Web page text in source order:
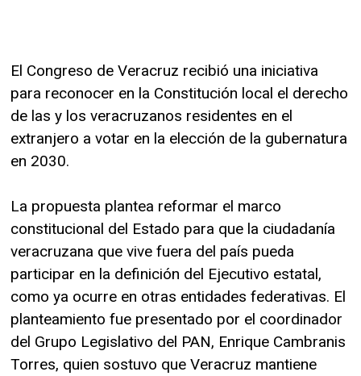
El Congreso de Veracruz recibió una iniciativa
para reconocer en la Constitución local el derecho
de las y los veracruzanos residentes en el
extranjero a votar en la elección de la gubernatura
en 2030.
La propuesta plantea reformar el marco
constitucional del Estado para que la ciudadanía
veracruzana que vive fuera del país pueda
participar en la definición del Ejecutivo estatal,
como ya ocurre en otras entidades federativas. El
planteamiento fue presentado por el coordinador
del Grupo Legislativo del PAN, Enrique Cambranis
Torres, quien sostuvo que Veracruz mantiene